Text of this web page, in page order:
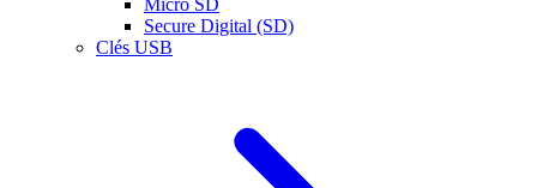
Micro SD
Secure Digital (SD)
Clés USB